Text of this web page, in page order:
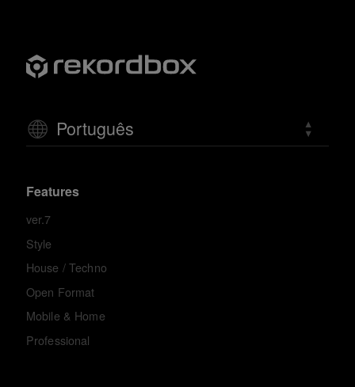
Português
Features
ver.7
Style
House / Techno
Open Format
Mobile & Home
Professional